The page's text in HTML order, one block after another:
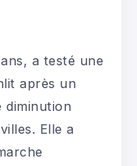
a testé une
après un
diminution
Elle a